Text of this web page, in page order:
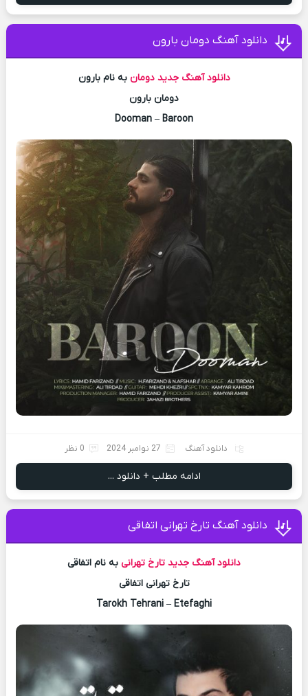
دانلود آهنگ دومان بارون
دانلود آهنگ جدید دومان به نام بارون
دومان بارون
Dooman – Baroon
دانلود آهنگ 27 نوامبر 2024 0 نظر
ادامه مطلب + دانلود ...
دانلود آهنگ تارخ تهرانی اتفاقی
دانلود آهنگ جدید تارخ تهرانی به نام اتفاقی
تارخ تهرانی اتفاقی
Tarokh Tehrani – Etefaghi